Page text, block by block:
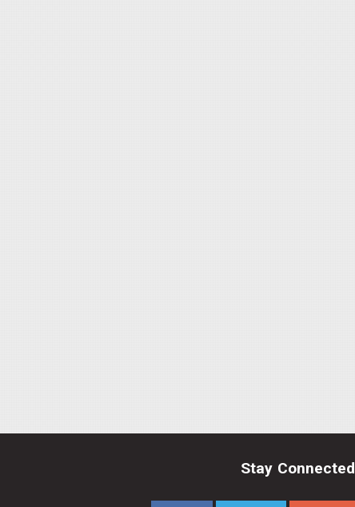
Stay Connected